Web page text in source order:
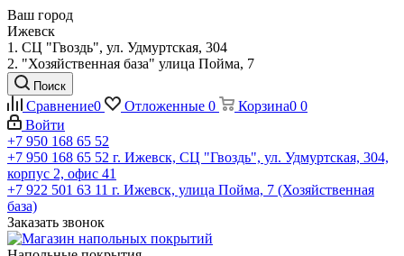
Ваш город
Ижевск
1. СЦ "Гвоздь", ул. Удмуртская, 304
2. "Хозяйственная база" улица Пойма, 7
Поиск
Сравнение0 Отложенные 0 Корзина0 0
Войти
+7 950 168 65 52
+7 950 168 65 52 г. Ижевск, СЦ "Гвоздь", ул. Удмуртская, 304,
корпус 2, офис 41
+7 922 501 63 11 г. Ижевск, улица Пойма, 7 (Хозяйственная
база)
Заказать звонок